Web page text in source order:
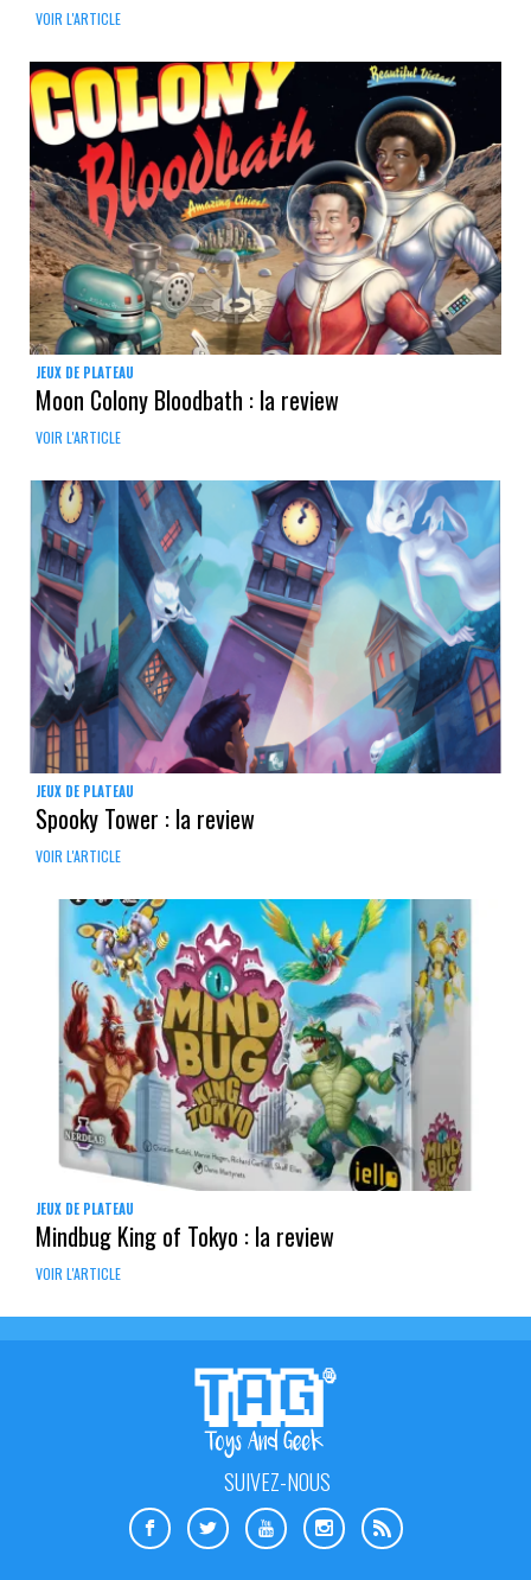
VOIR L'ARTICLE
JEUX DE PLATEAU
Moon Colony Bloodbath : la review
VOIR L'ARTICLE
JEUX DE PLATEAU
Spooky Tower : la review
VOIR L'ARTICLE
JEUX DE PLATEAU
Mindbug King of Tokyo : la review
VOIR L'ARTICLE
SUIVEZ-NOUS